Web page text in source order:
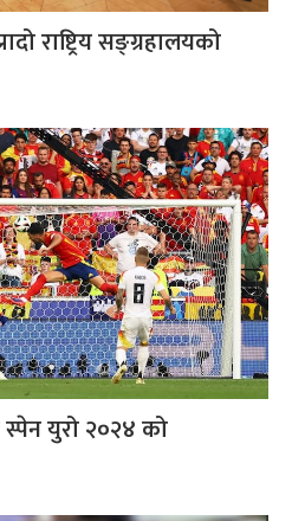
राष्ट्रिय सङ्ग्रहालयको
स्पेन युरो २०२४ को